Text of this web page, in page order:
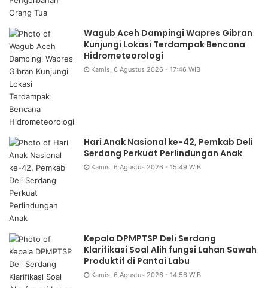
Wagub Aceh Dampingi Wapres Gibran
Kunjungi Lokasi Terdampak Bencana
Hidrometeorologi
Kamis, 6 Agustus 2026 - 17:46 WIB
Hari Anak Nasional ke-42, Pemkab Deli
Serdang Perkuat Perlindungan Anak
Kamis, 6 Agustus 2026 - 15:49 WIB
Kepala DPMPTSP Deli Serdang
Klarifikasi Soal Alih fungsi Lahan Sawah
Produktif di Pantai Labu
Kamis, 6 Agustus 2026 - 14:56 WIB